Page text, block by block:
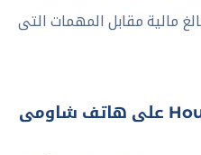
مالية مقابل المهمات التى